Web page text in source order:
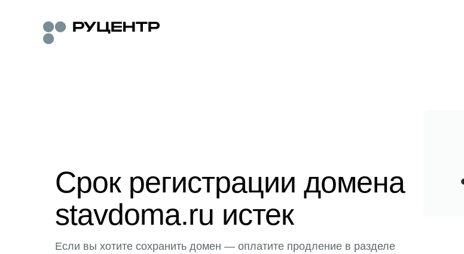
Срок регистрации домена
stavdoma.ru истек
Если вы хотите сохранить домен — оплатите продление в разделе